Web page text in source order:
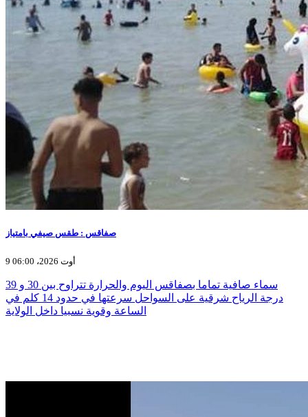
صفاقس : طقس صيفي بامتياز
9 أوت 2026، 06:00
سماء صافية تماما بصفاقس اليوم والحرارة تتراوح بين 30 و 39
درجة الرياح شرقية على السواحل سرعتها في حدود 14 كلم في
الساعة وقوية نسبيا داخل الولاية